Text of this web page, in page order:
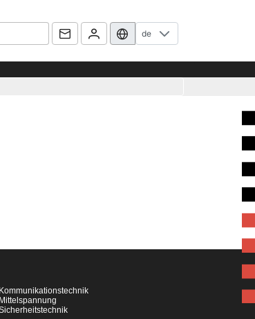
de
Kommunikationstechnik
Mittelspannung